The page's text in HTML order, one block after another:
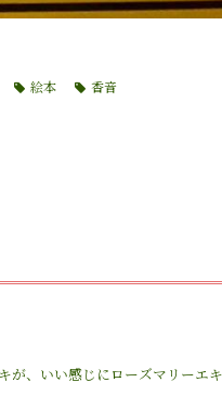
絵本 香音
、いい感じにローズマリーエ